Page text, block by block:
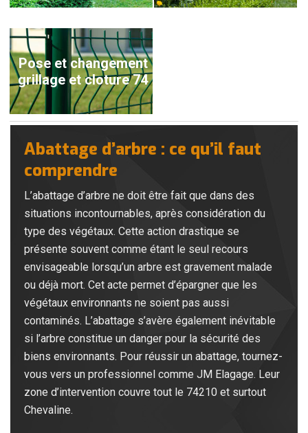
Pose et changement
grillage et cloture 74
Abattage d’arbre : ce qu’il faut
comprendre
L’abattage d’arbre ne doit être fait que dans des
situations incontournables, après considération du
type des végétaux. Cette action drastique se
présente souvent comme étant le seul recours
envisageable lorsqu’un arbre est gravement malade
ou déjà mort. Cet acte permet d’épargner que les
végétaux environnants ne soient pas aussi
contaminés. L’abattage s’avère également inévitable
si l’arbre constitue un danger pour la sécurité des
biens environnants. Pour réussir un abattage, tournez-
vous vers un professionnel comme JM Elagage. Leur
zone d’intervention couvre tout le 74210 et surtout
Chevaline.